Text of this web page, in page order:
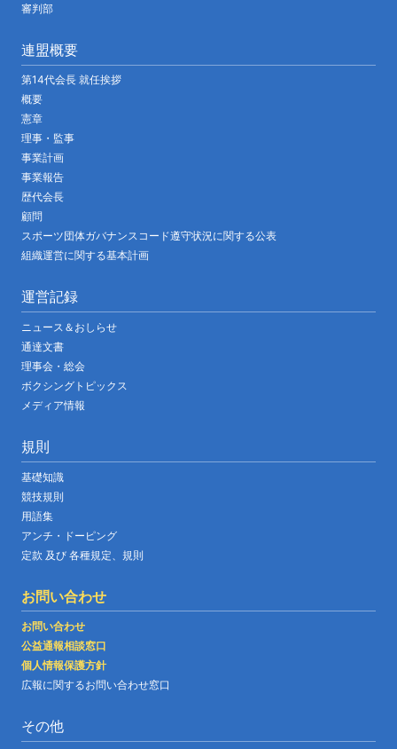
審判部
連盟概要
第14代会長 就任挨拶
概要
憲章
理事・監事
事業計画
事業報告
歴代会長
顧問
スポーツ団体ガバナンスコード遵守状況に関する公表
組織運営に関する基本計画
運営記録
ニュース＆おしらせ
通達文書
理事会・総会
ボクシングトピックス
メディア情報
規則
基礎知識
競技規則
用語集
アンチ・ドーピング
定款 及び 各種規定、規則
お問い合わせ
お問い合わせ
公益通報相談窓口
個人情報保護方針
広報に関するお問い合わせ窓口
その他